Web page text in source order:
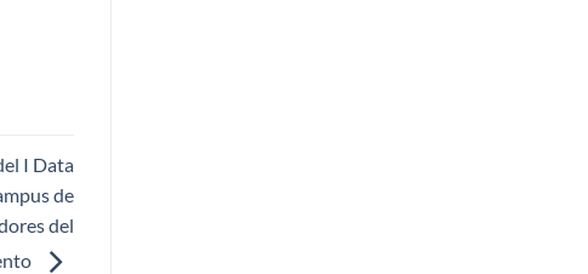
I Data
de
del